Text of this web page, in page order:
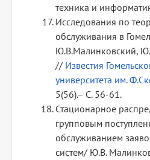
техника и
Исследования по
обслуживания в
Ю.В.Малинковский,
// Известия
университета им.
5(56).– С. 56-61.
Стационарное
групповым
обслуживанием
систем/ Ю.В.